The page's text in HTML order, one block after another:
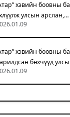
хэвийн боовны
улсын арслан,…
хэвийн боовны
бөхчүүд